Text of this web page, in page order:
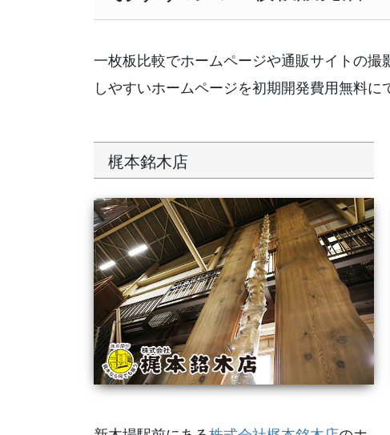
一枚板比較でホームページや通販サイトの
しやすいホームページを初期開発費用無料に
梶本銘木店